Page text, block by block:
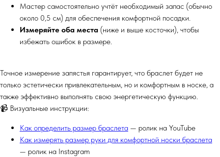
Мастер самостоятельно учтёт необходимый запас (обычно
около 0,5 см) для обеспечения комфортной посадки.
Измеряйте оба места (ниже и выше косточки), чтобы
избежать ошибок в размере.
Точное измерение запястья гарантирует, что браслет будет не
только эстетически привлекательным, но и комфортным в носке, а
также эффективно выполнять свою энергетическую функцию.
📹 Визуальные инструкции:
Как определить размер браслета — ролик на YouTube
Как измерять размер руки для комфортной носки браслета
— ролик на Instagram